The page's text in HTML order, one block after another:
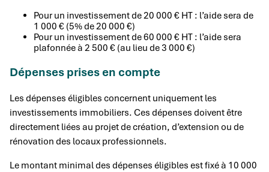
Pour un investissement de 20 000 € HT : l’aide sera de
1 000 € (5% de 20 000 €)
Pour un investissement de 60 000 € HT : l’aide sera
plafonnée à 2 500 € (au lieu de 3 000 €)
Dépenses prises en compte
Les dépenses éligibles concernent uniquement les
investissements immobiliers. Ces dépenses doivent être
directement liées au projet de création, d’extension ou de
rénovation des locaux professionnels.
Le montant minimal des dépenses éligibles est fixé à 10 000